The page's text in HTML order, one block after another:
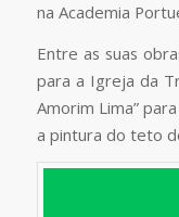
na Academia
Entre as suas
para a Igreja da
Amorim Lima”
a pintura do teto